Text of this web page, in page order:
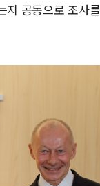
공동으로 조사